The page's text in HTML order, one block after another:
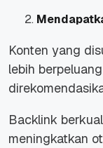
Konten yang
lebih
Backlink
meningkatkan